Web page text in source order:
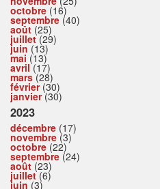
octobre (16)
septembre (40)
août (25)
juillet(29)
juin (13)
mai (13)
avril(17)
mars(28)
février(30)
janvier(30)
2023
décembre (17)
novembre (3)
octobre (22)
septembre (24)
août (23)
juillet(6)
juin (3)